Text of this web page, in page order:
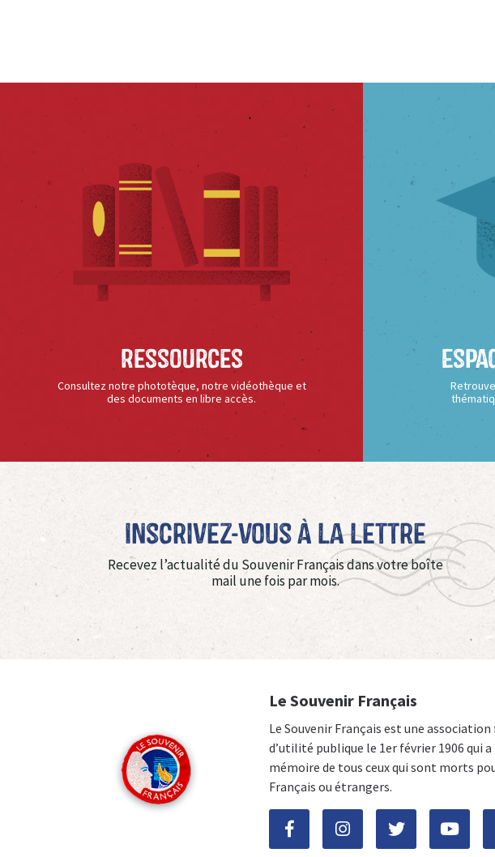
Ressources
Consultez notre phototèque, notre vidéothèque et
des documents en libre accès.
Inscrivez-vous à La Lettre
Recevez l’actualité du Souvenir Français dans votre boîte
mail une fois par mois.
Le Souvenir Français
Le Souvenir Français est une
d’utilité publique le 1er février 1906 qui
mémoire de tous ceux qui sont morts
Français ou étrangers.